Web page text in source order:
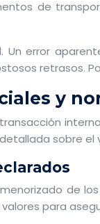
de
Un error
retrasos.
y
sobre
de
para